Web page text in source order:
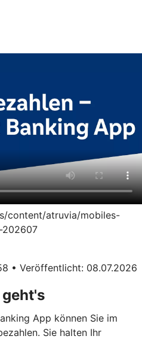
content/atruvia/mobiles-
202607
• Veröffentlicht: 08.07.2026
App können Sie im
Sie halten Ihr